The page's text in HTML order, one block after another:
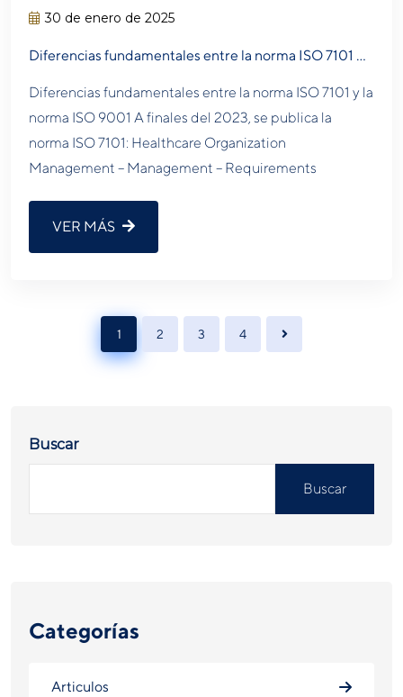
30 de enero de 2025
Diferencias fundamentales entre la norma ISO 7101 …
Diferencias fundamentales entre la norma ISO 7101 y la
norma ISO 9001 A finales del 2023, se publica la
norma ISO 7101: Healthcare Organization
Management – Management – Requirements
VER MÁS
1 2 3 4
Buscar
Buscar
Categorías
Articulos